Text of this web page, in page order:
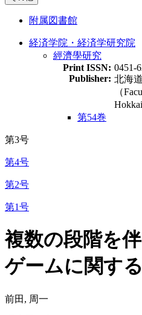
附属図書館
経済学院・経済学研究院
經濟學研究
Print ISSN: 0451-
Publisher: 北海
（
第54巻
第3号
第4号
第2号
第1号
複数の段階を
ゲームに関す
前田, 周一